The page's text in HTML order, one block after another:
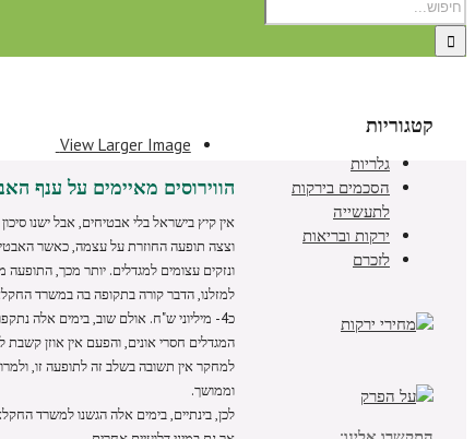
View Larger Image
הווירוסים מאיימים על ענף
אין קיץ בישראל בלי אבטיחים, אבל ישנו
וצצה תופעה החוזרת על עצמה, כאשר
ונזקים עצומים למגדלים. יותר מכך,
למזלנו, הדבר קורה בתקופה בה במשרד
המגדלים חסרי אונים, והפעם אין אוזן קשבת
למחקר אין תשובה בשלב זה לתופעה זו,
וממושך.
לכן, בינתיים, בימים אלה הגשנו למשרד
קטגוריות
גלריות
הסכמים בירקות
לתעשייה
ירקות ובריאות
לזכרם